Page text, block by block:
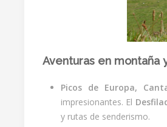
Aventuras en montaña
Picos de Europa,
impresionantes. El
y rutas de senderismo.